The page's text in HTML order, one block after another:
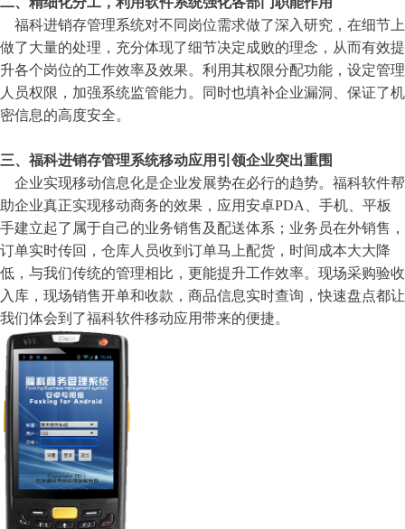
福科进销存管理系统对不同岗位需求做了深入研究，在细节上
做了大量的处理，充分体现了细节决定成败的理念，从而有效提
升各个岗位的工作效率及效果。利用其权限分配功能，设定管理
人员权限，加强系统监管能力。同时也填补企业漏洞、保证了机
密信息的高度安全。
三、福科进销存管理系统移动应用引领企业突出重围
企业实现移动信息化是企业发展势在必行的趋势。福科软件帮
助企业真正实现移动商务的效果，应用安卓PDA、手机、平板
手建立起了属于自己的业务销售及配送体系；业务员在外销售，
订单实时传回，仓库人员收到订单马上配货，时间成本大大降
低，与我们传统的管理相比，更能提升工作效率。现场采购验收
入库，现场销售开单和收款，商品信息实时查询，快速盘点都让
我们体会到了福科软件移动应用带来的便捷。